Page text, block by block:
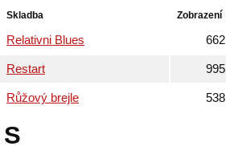
Skladba Zobrazení
Relativni Blues 662
Restart 995
Růžový brejle 538
S